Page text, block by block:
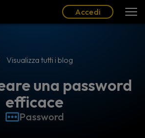
Accedi
Visualizza tutti i blog
una password
efficace
Password